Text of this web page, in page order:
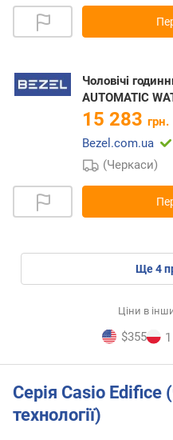
Чоловічі
AUTOMATIC
15 283 грн.
Bezel.com.ua
(Черкаси)
ще4
Ціни в
$355
Серія Casio Edifice
технології)